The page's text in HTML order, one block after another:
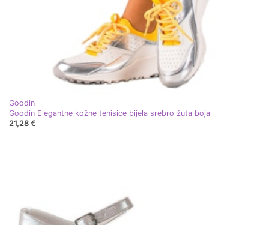
Goodin
Goodin Elegantne kožne tenisice bijela srebro žuta boja
21,28 €